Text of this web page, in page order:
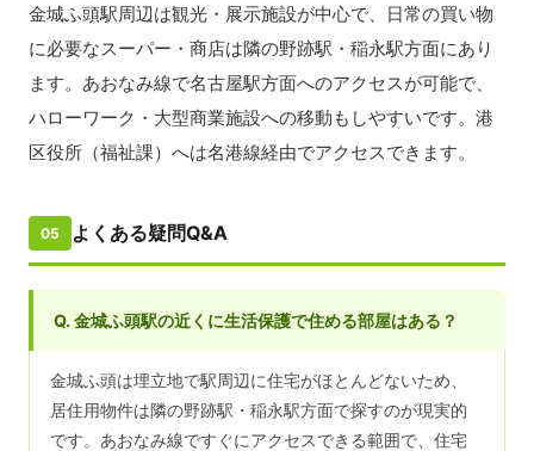
金城ふ頭駅周辺は観光・展示施設が中心で、日常の買い物
に必要なスーパー・商店は隣の野跡駅・稲永駅方面にあり
ます。あおなみ線で名古屋駅方面へのアクセスが可能で、
ハローワーク・大型商業施設への移動もしやすいです。港
区役所（福祉課）へは名港線経由でアクセスできます。
05 よくある疑問Q&A
Q. 金城ふ頭駅の近くに生活保護で住める部屋はある？
金城ふ頭は埋立地で駅周辺に住宅がほとんどないため、
居住用物件は隣の野跡駅・稲永駅方面で探すのが現実的
です。あおなみ線ですぐにアクセスできる範囲で、住宅